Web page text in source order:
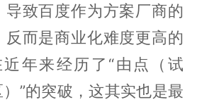
致百度作为方案厂商的
反而是商业化难度更高的
年来经历了“由点（试
”的突破，这其实也是最